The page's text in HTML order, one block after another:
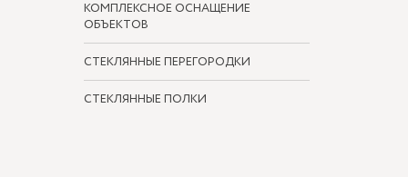
КОМПЛЕКСНОЕ ОСНАЩЕНИЕ
ОБЪЕКТОВ
СТЕКЛЯННЫЕ ПЕРЕГОРОДКИ
СТЕКЛЯННЫЕ ПОЛКИ